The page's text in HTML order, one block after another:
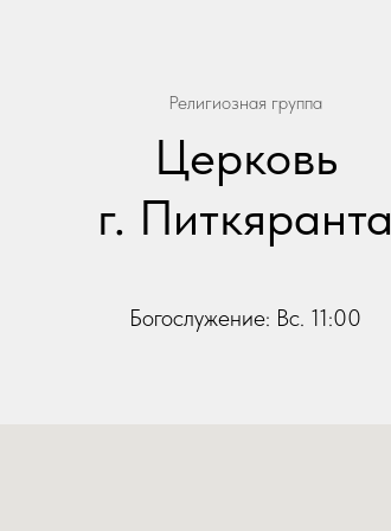
Религиозная группа
Церковь
г. Питкяранта
Богослужение: Вс. 11:00